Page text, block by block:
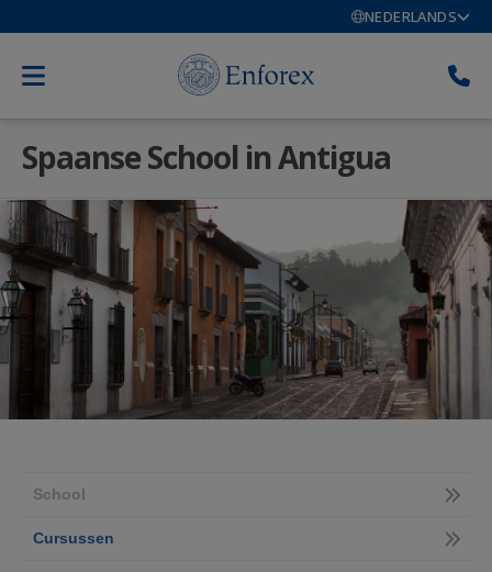
NEDERLANDS
Spaanse School in Antigua
School
Cursussen